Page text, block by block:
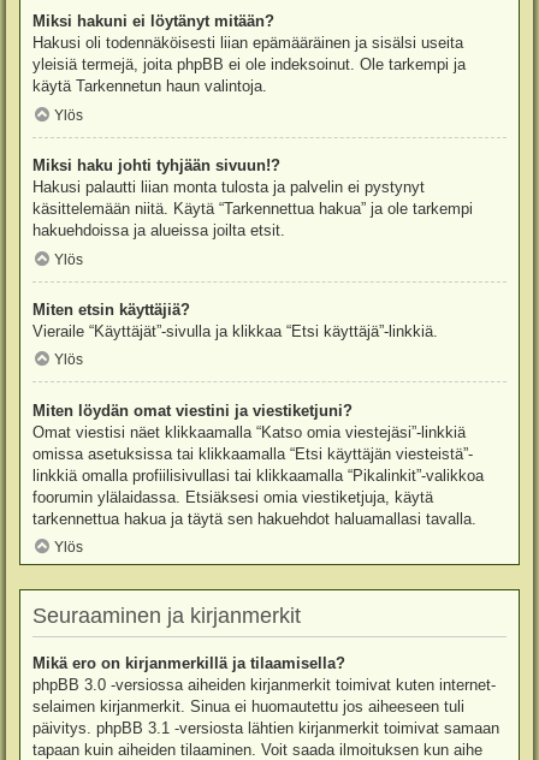
Miksi hakuni ei löytänyt mitään?
Hakusi oli todennäköisesti liian epämääräinen ja sisälsi useita
yleisiä termejä, joita phpBB ei ole indeksoinut. Ole tarkempi ja
käytä Tarkennetun haun valintoja.
Ylös
Miksi haku johti tyhjään sivuun!?
Hakusi palautti liian monta tulosta ja palvelin ei pystynyt
käsittelemään niitä. Käytä “Tarkennettua hakua” ja ole tarkempi
hakuehdoissa ja alueissa joilta etsit.
Ylös
Miten etsin käyttäjiä?
Vieraile “Käyttäjät”-sivulla ja klikkaa “Etsi käyttäjä”-linkkiä.
Ylös
Miten löydän omat viestini ja viestiketjuni?
Omat viestisi näet klikkaamalla “Katso omia viestejäsi”-linkkiä
omissa asetuksissa tai klikkaamalla “Etsi käyttäjän viesteistä”-
linkkiä omalla profiilisivullasi tai klikkaamalla “Pikalinkit”-valikkoa
foorumin ylälaidassa. Etsiäksesi omia viestiketjuja, käytä
tarkennettua hakua ja täytä sen hakuehdot haluamallasi tavalla.
Ylös
Seuraaminen ja kirjanmerkit
Mikä ero on kirjanmerkillä ja tilaamisella?
phpBB 3.0 -versiossa aiheiden kirjanmerkit toimivat kuten internet-
selaimen kirjanmerkit. Sinua ei huomautettu jos aiheeseen tuli
päivitys. phpBB 3.1 -versiosta lähtien kirjanmerkit toimivat samaan
tapaan kuin aiheiden tilaaminen. Voit saada ilmoituksen kun aihe